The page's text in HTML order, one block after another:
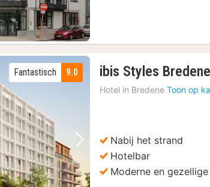
Volgende foto
9.0
Fantastisch ibis Styles Bredene
Hotel in Bredene Toon op
Nabij het strand
Hotelbar
Moderne en